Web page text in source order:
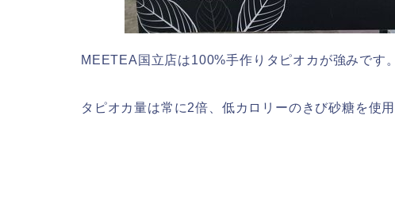
MEETEA国立店は100%手作りタピオカが強みです。
タピオカ量は常に2倍、低カロリーのきび砂糖を使用